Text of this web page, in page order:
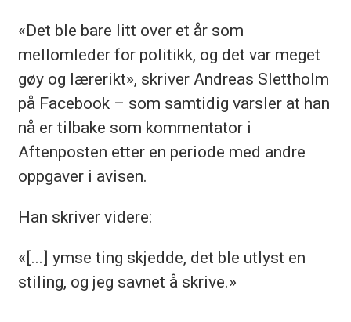
«Det ble bare litt over et år som
mellomleder for politikk, og det var meget
gøy og lærerikt», skriver Andreas Slettholm
på Facebook – som samtidig varsler at han
nå er tilbake som kommentator i
Aftenposten etter en periode med andre
oppgaver i avisen.
Han skriver videre:
«[...] ymse ting skjedde, det ble utlyst en
stiling, og jeg savnet å skrive.»